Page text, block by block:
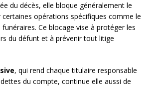
du décès, elle bloque généralement le
opérations spécifiques comme le
Ce blocage vise à protéger les
du défunt et à prévenir tout litige
, qui rend chaque titulaire responsable
du compte, continue elle aussi de